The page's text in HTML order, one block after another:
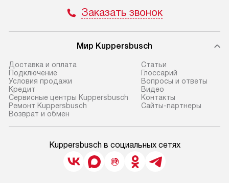
Заказать звонок
Мир Kuppersbusch
Доставка и оплата
Подключение
Условия продажи
Кредит
Сервисные центры Kuppersbusch
Ремонт Kuppersbusch
Возврат и обмен
Cтатьи
Глоссарий
Вопросы и ответы
Видео
Контакты
Сайты-партнеры
Kuppersbusch в социальных сетях